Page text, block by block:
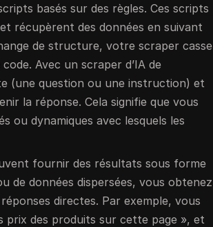
basés sur des règles. Ces scripts
récupèrent des données en suivant
de structure, votre scraper casse
Avec un scraper d’IA de
(une question ou une instruction) et
la réponse. Cela signifie que vous
ou dynamiques avec lesquels les
fournir des résultats sous forme
de données dispersées, vous obtenez
directes. Par exemple, vous
prix des produits sur cette page », et